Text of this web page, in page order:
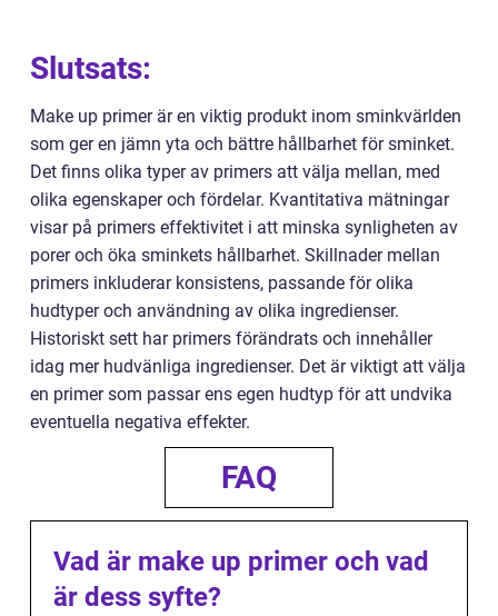
Slutsats:
Make up primer är en viktig produkt inom sminkvärlden
som ger en jämn yta och bättre hållbarhet för sminket.
Det finns olika typer av primers att välja mellan, med
olika egenskaper och fördelar. Kvantitativa mätningar
visar på primers effektivitet i att minska synligheten av
porer och öka sminkets hållbarhet. Skillnader mellan
primers inkluderar konsistens, passande för olika
hudtyper och användning av olika ingredienser.
Historiskt sett har primers förändrats och innehåller
idag mer hudvänliga ingredienser. Det är viktigt att välja
en primer som passar ens egen hudtyp för att undvika
eventuella negativa effekter.
FAQ
Vad är make up primer och vad
är dess syfte?